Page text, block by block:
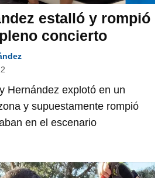
estalló y rompió
concierto
Hernández explotó en un
y supuestamente rompió
en el escenario